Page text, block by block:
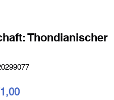
Thondianischer
Sale-